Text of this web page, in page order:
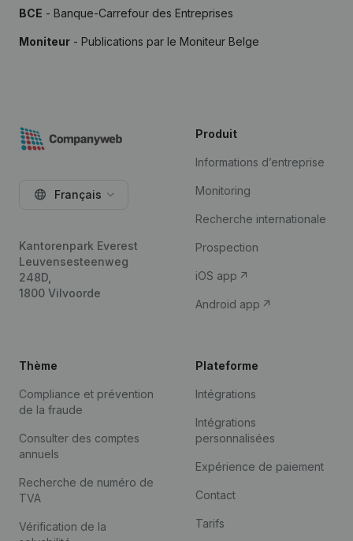
BCE - Banque-Carrefour des Entreprises
Moniteur - Publications par le Moniteur Belge
Français
Kantorenpark Everest
Leuvensesteenweg
248D,
1800 Vilvoorde
Produit
Informations d’entreprise
Monitoring
Recherche internationale
Prospection
iOS app
Android app
Thème
Compliance et prévention
de la fraude
Consulter des comptes
annuels
Recherche de numéro de
TVA
Vérification de la
Plateforme
Intégrations
Intégrations
personnalisées
Expérience de paiement
Contact
Tarifs